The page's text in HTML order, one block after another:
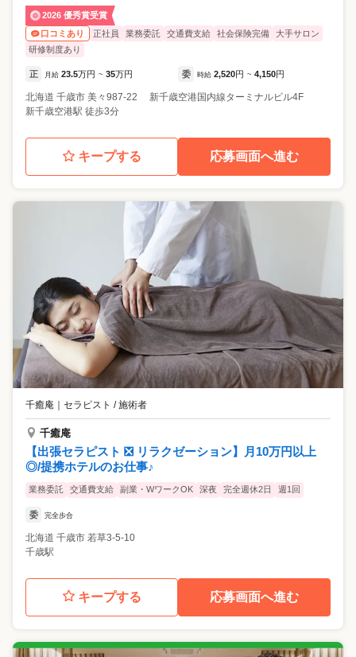
2026 優秀賞受賞
口コミあり
正社員 業務委託 交通費支給 社会保険完備
大手サロン
研修制度あり
正 月給 23.5万円 ~ 35万円 委 時給 2,520円 ~ 4,150円
北海道 千歳市 美々987-22 新千歳空港国内線ターミナルビル4F
新千歳空港駅 徒歩3分
キープする 応募画面へ進む
千癒庵 ｜ セラピスト / 施術者
千癒庵
【出張セラピスト ❎ リラクゼーション】月10万円以上
◎/提携ホテルのお仕事♪
業務委託 交通費支給 副業・WワークOK 深夜 完全週休2日 週1回
委 完全歩合
北海道 千歳市 若草3-5-10
千歳駅
キープする 応募画面へ進む